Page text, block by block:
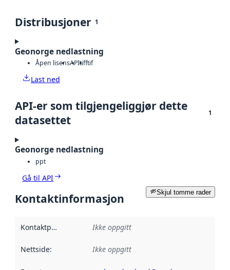
Distribusjoner 1
Geonorge nedlastning
Åpen lisensAPItifftif
Last ned
API-er som tilgjengeliggjør dette
datasettet
1
Geonorge nedlastning
ppt
Gå til API
Skjul tomme rader
Kontaktinformasjon
Kontaktpunkt Ikke oppgitt
Nettside: Ikke oppgitt